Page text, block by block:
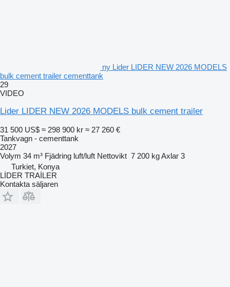
ny Lider LIDER NEW 2026 MODELS
bulk cement trailer cementtank
29
VIDEO
Lider LIDER NEW 2026 MODELS bulk cement trailer
31 500 US$ ≈ 298 900 kr ≈ 27 260 €
Tankvagn - cementtank
2027
Volym 34 m³ Fjädring luft/luft Nettovikt 7 200 kgAxlar 3
Turkiet, Konya
LİDER TRAİLER
Kontakta säljaren